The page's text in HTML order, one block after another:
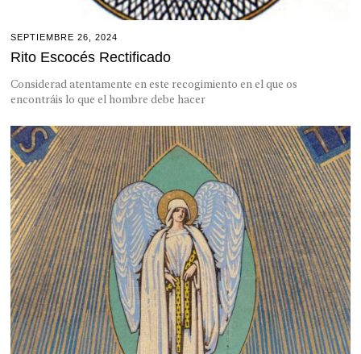
SEPTIEMBRE 26, 2024
Rito Escocés Rectificado
Considerad atentamente en este recogimiento en el que os
encontráis lo que el hombre debe hacer